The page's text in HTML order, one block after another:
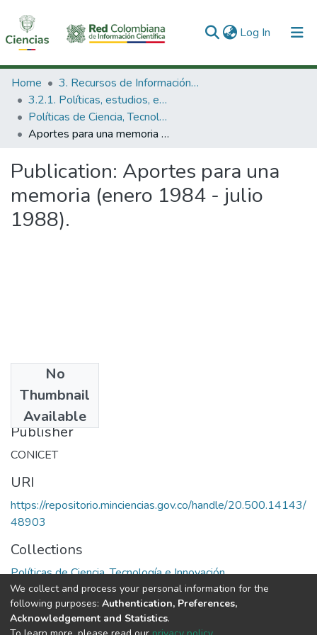
Log In (current)
Communities & Collections
All of DSpace
Statistics
Home
3. Recursos de Información Científica y Tecnológica
3.2.1. Políticas, estudios, evaluaciones e indicadores de CTeI
Políticas de Ciencia, Tecnología e Innovación
Aportes para una memoria (enero 1984 - julio 1988).
Publication: Aportes para una
memoria (enero 1984 - julio
1988).
No
Thumbnail
Available
1989
Publisher
CONICET
URI
https://repositorio.minciencias.gov.co/handle/20.500.14143/
48903
Collections
Políticas de Ciencia, Tecnología e Innovación
Full item page
We collect and process your personal information for the
following purposes: Authentication, Preferences,
Acknowledgement and Statistics.